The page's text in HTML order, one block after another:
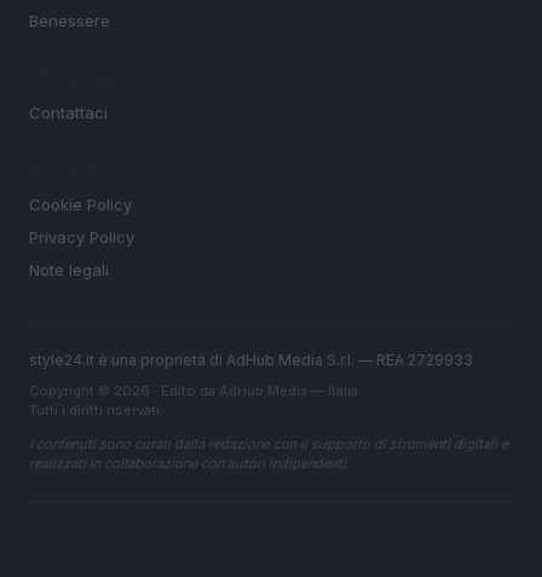
Benessere
Contattaci
Cookie Policy
Privacy Policy
Note legali
style24.it è una proprietà di AdHub Media S.r.l. — REA 2729933
Copyright © 2026 · Edito da AdHub Media — Italia
Tutti i diritti riservati
I contenuti sono curati dalla redazione con il supporto di strumenti digitali e
realizzati in collaborazione con autori indipendenti.